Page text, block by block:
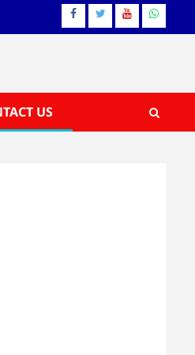
Facebook
TwitterYouTube
US